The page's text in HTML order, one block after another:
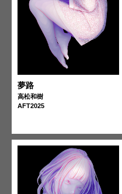
夢路
高松和樹
AFT2025